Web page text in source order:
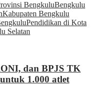
BengkuluBengkulu
Kabupaten Bengkulu
Pendidikan di Kota
Selatan
dan BPJS TK
1.000 atlet